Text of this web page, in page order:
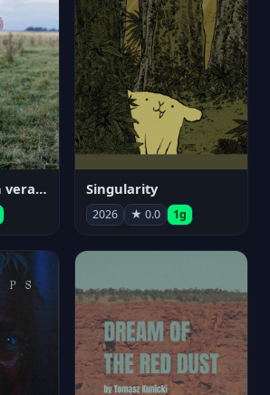
La ilusión de un verano sin fin Singularity
2026 ★ 0.0 1g